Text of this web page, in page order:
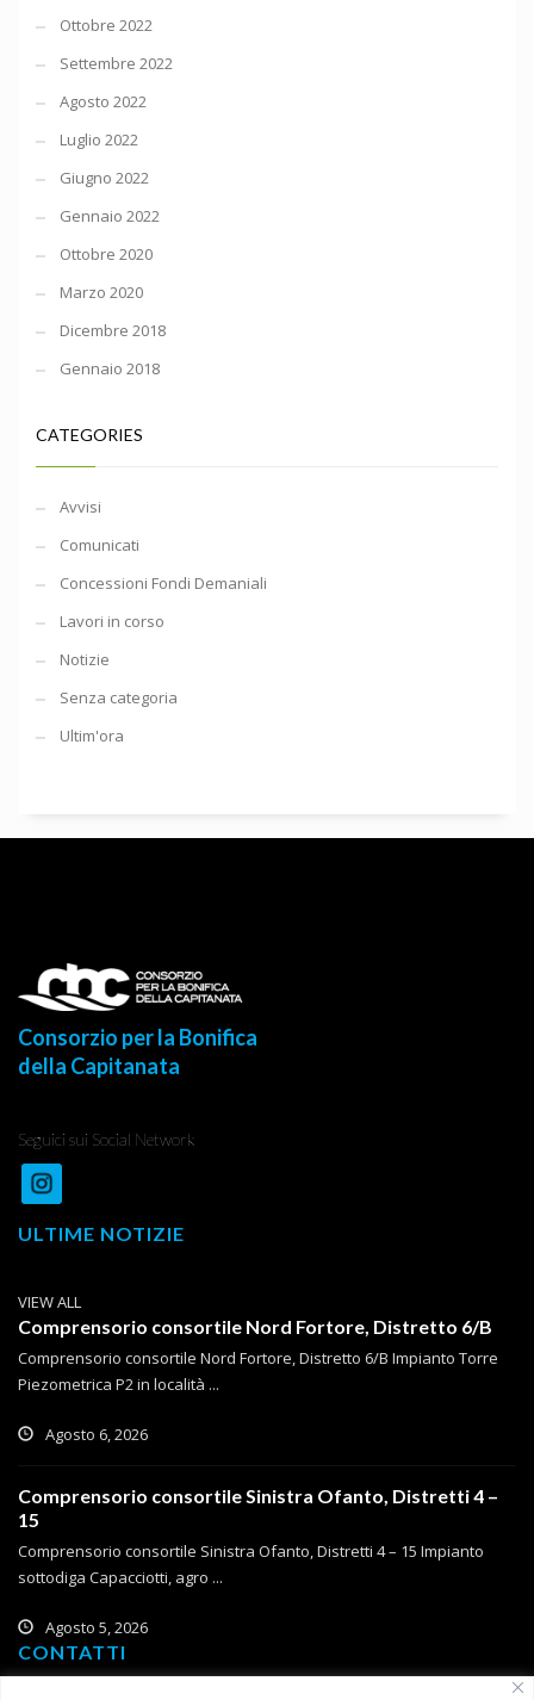
Ottobre 2022
Settembre 2022
Agosto 2022
Luglio 2022
Giugno 2022
Gennaio 2022
Ottobre 2020
Marzo 2020
Dicembre 2018
Gennaio 2018
CATEGORIES
Avvisi
Comunicati
Concessioni Fondi Demaniali
Lavori in corso
Notizie
Senza categoria
Ultim'ora
Consorzio per la Bonifica
della Capitanata
Seguici sui Social Network
ULTIME NOTIZIE
VIEW ALL
Comprensorio consortile Nord Fortore, Distretto 6/B
Comprensorio consortile Nord Fortore, Distretto 6/B Impianto Torre
Piezometrica P2 in località ...
Agosto 6, 2026
Comprensorio consortile Sinistra Ofanto, Distretti 4 –
15
Comprensorio consortile Sinistra Ofanto, Distretti 4 – 15 Impianto
sottodiga Capacciotti, agro ...
Agosto 5, 2026
CONTATTI